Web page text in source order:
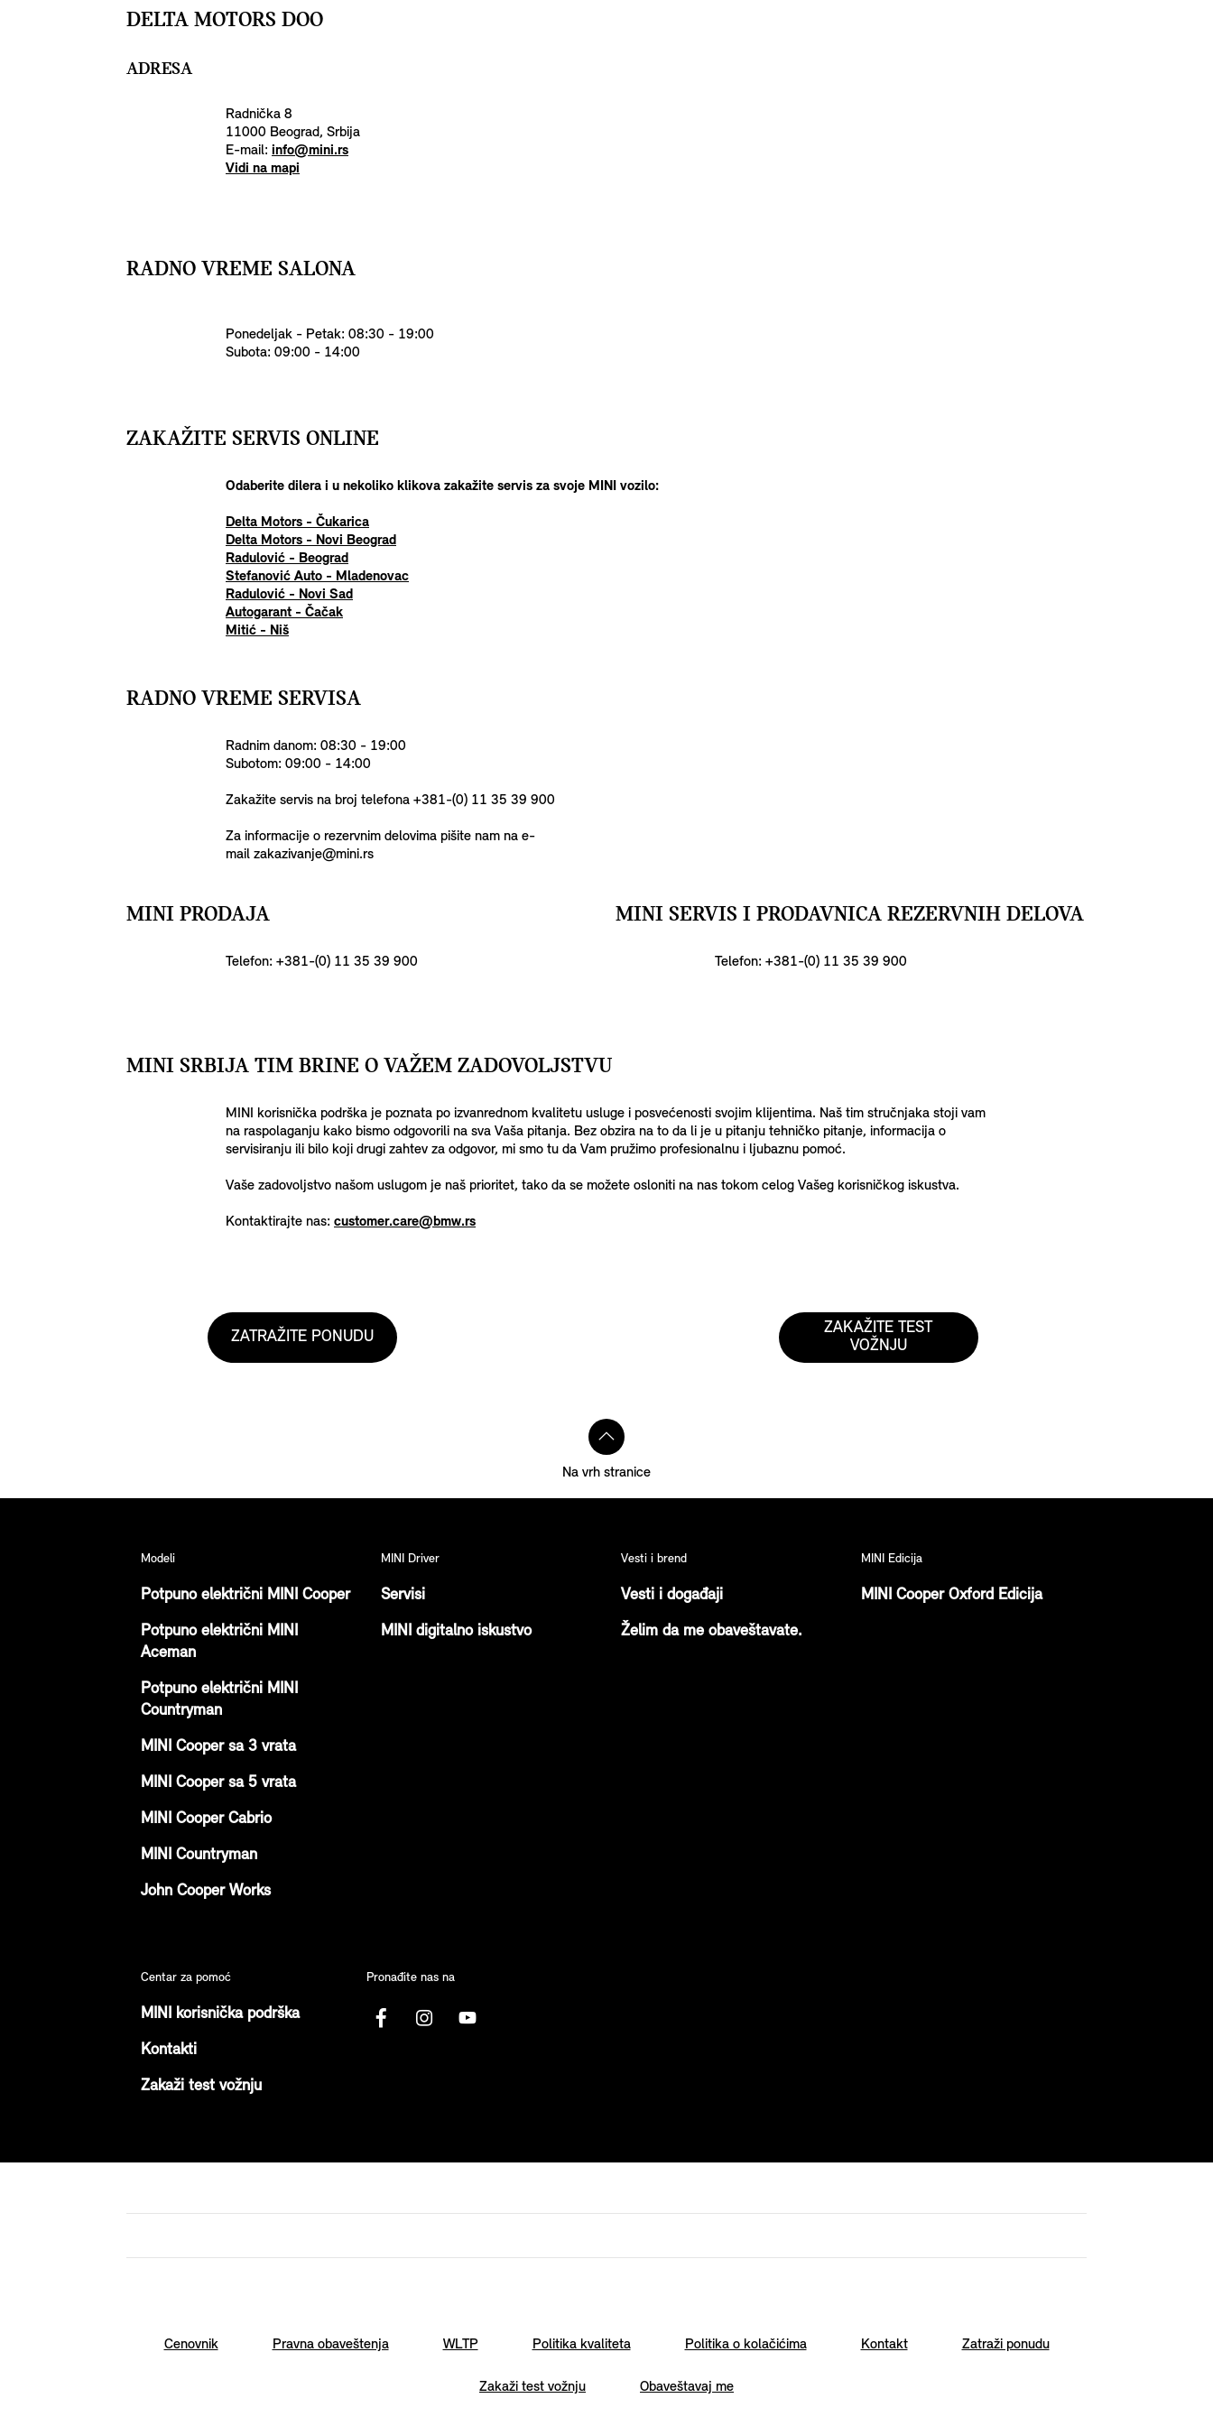
DELTA MOTORS DOO
ADRESA
Radnička 8
11000 Beograd, Srbija
E-mail: info@mini.rs
Vidi na mapi
RADNO VREME SALONA
Ponedeljak - Petak: 08:30 - 19:00
Subota: 09:00 - 14:00
ZAKAŽITE SERVIS ONLINE
Odaberite dilera i u nekoliko klikova zakažite servis za svoje MINI vozilo:
Delta Motors - Čukarica
Delta Motors - Novi Beograd
Radulović - Beograd
Stefanović Auto - Mladenovac
Radulović - Novi Sad
Autogarant - Čačak
Mitić - Niš
RADNO VREME SERVISA
Radnim danom: 08:30 - 19:00
Subotom: 09:00 - 14:00
Zakažite servis na broj telefona +381-(0) 11 35 39 900
Za informacije o rezervnim delovima pišite nam na e-
mail zakazivanje@mini.rs
MINI PRODAJA
Telefon: +381-(0) 11 35 39 900
MINI SERVIS I PRODAVNICA REZERVNIH DELOVA
Telefon: +381-(0) 11 35 39 900
MINI SRBIJA TIM BRINE O VAŽEM ZADOVOLJSTVU
MINI korisnička podrška je poznata po izvanrednom kvalitetu usluge i posvećenosti svojim klijentima. Naš tim stručnjaka stoji vam
na raspolaganju kako bismo odgovorili na sva Vaša pitanja. Bez obzira na to da li je u pitanju tehničko pitanje, informacija o
servisiranju ili bilo koji drugi zahtev za odgovor, mi smo tu da Vam pružimo profesionalnu i ljubaznu pomoć.
Vaše zadovoljstvo našom uslugom je naš prioritet, tako da se možete osloniti na nas tokom celog Vašeg korisničkog iskustva.
Kontaktirajte nas: customer.care@bmw.rs
ZATRAŽITE PONUDU
ZAKAŽITE TEST
VOŽNJU
Na vrh stranice
Modeli
Potpuno električni MINI Cooper
Potpuno električni MINI
Aceman
Potpuno električni MINI
Countryman
MINI Cooper sa 3 vrata
MINI Cooper sa 5 vrata
MINI Cooper Cabrio
MINI Countryman
John Cooper Works
MINI Driver
Servisi
MINI digitalno iskustvo
Vesti i brend
Vesti i događaji
Želim da me obaveštavate.
MINI Edicija
MINI Cooper Oxford Edicija
Centar za pomoć
MINI korisnička podrška
Kontakti
Zakaži test vožnju
Pronađite nas na
Cenovnik Pravna obaveštenja WLTP Politika kvaliteta Politika o kolačićima Kontakt Zatraži ponudu
Zakaži test vožnju Obaveštavaj me